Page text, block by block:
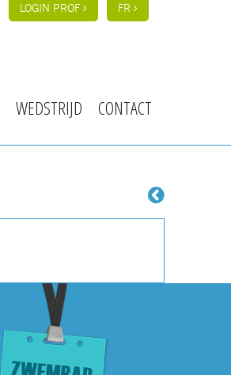
LOGIN PROF FR
WEDSTRIJD CONTACT